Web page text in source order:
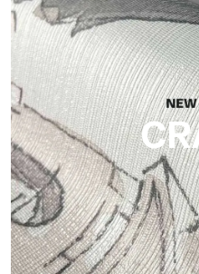
Silk
Helle und elegante
die das Licht reflektiert und